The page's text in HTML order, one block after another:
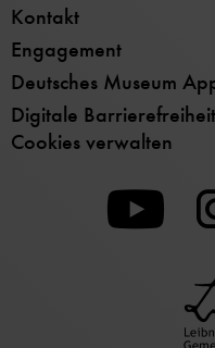
Kontakt
Engagement
Deutsches Museum
Digitale Barrierefreiheit
Cookies verwalten
Zu